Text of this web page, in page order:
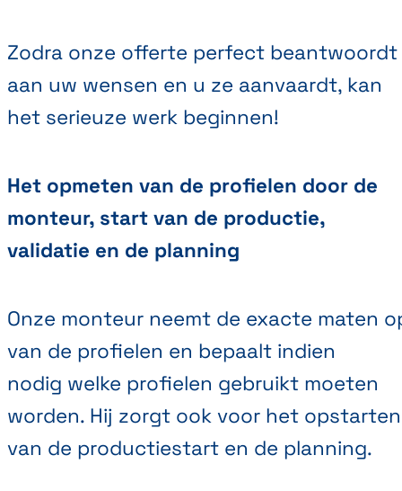
Zodra onze offerte perfect beantwoordt
aan uw wensen en u ze aanvaardt, kan
het serieuze werk beginnen!
Het opmeten van de profielen door de
monteur, start van de productie,
validatie en de planning
Onze monteur neemt de exacte maten
van de profielen en bepaalt indien
nodig welke profielen gebruikt moeten
worden. Hij zorgt ook voor het opstarten
van de productiestart en de planning.